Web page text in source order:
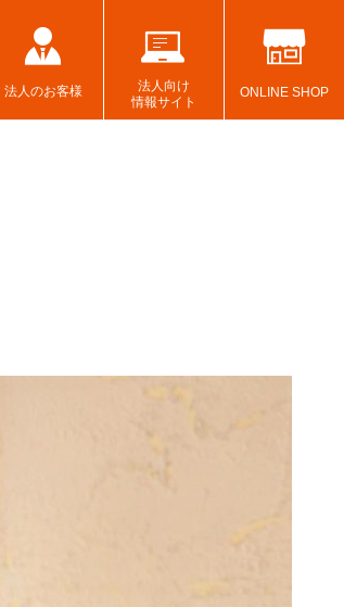
法人のお客様
法人向け
情報サイト
ONLINE SHOP